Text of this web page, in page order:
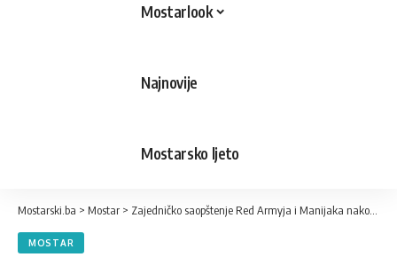
Mostarlook
Najnovije
Mostarsko ljeto
Mostarski.ba > Mostar > Zajedničko saopštenje Red Armyja i Manijaka nakon tuče u Mostaru
MOSTAR